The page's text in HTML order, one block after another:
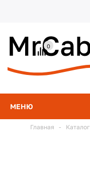
МЕНЮ
0
Главная - Каталог